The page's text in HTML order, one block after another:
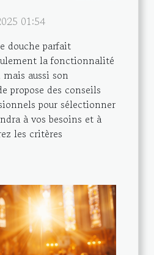
01:54
douche parfait
la fonctionnalité
aussi son
propose des conseils
pour sélectionner
à vos besoins et à
les critères